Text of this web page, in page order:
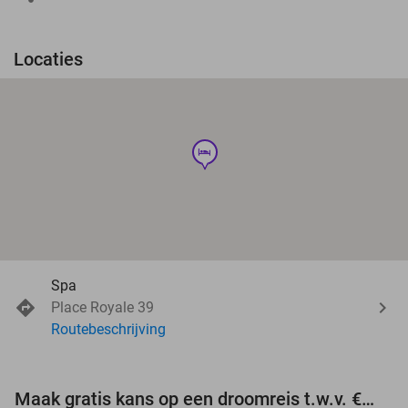
Locaties
hotel
Spa
Place Royale 39
Routebeschrijving
Maak gratis kans op een droomreis t.w.v. €3.000!